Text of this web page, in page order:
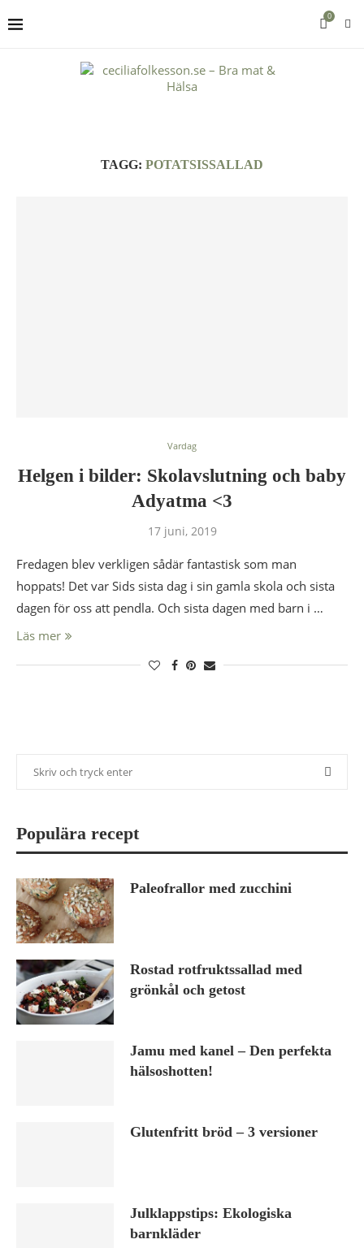
0
TAGG: POTATSISSALLAD
Vardag
Helgen i bilder: Skolavslutning och baby
Adyatma <3
17 juni, 2019
Fredagen blev verkligen sådär fantastisk som man
hoppats! Det var Sids sista dag i sin gamla skola och sista
dagen för oss att pendla. Och sista dagen med barn i …
Läs mer
Populära recept
Paleofrallor med zucchini
Rostad rotfruktssallad med
grönkål och getost
Jamu med kanel – Den perfekta
hälsoshotten!
Glutenfritt bröd – 3 versioner
Julklappstips: Ekologiska
barnkläder